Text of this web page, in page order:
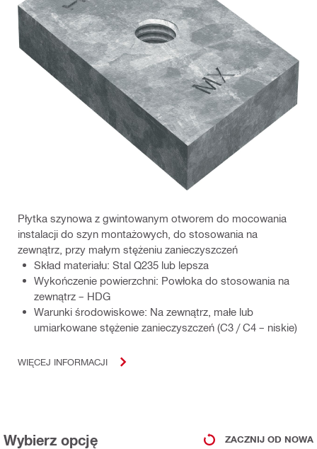
Płytka szynowa z gwintowanym otworem do mocowania
instalacji do szyn montażowych, do stosowania na
zewnątrz, przy małym stężeniu zanieczyszczeń
Skład materiału: Stal Q235 lub lepsza
Wykończenie powierzchni: Powłoka do stosowania na
zewnątrz – HDG
Warunki środowiskowe: Na zewnątrz, małe lub
umiarkowane stężenie zanieczyszczeń (C3 / C4 – niskie)
WIĘCEJ INFORMACJI
Wybierz opcję ZACZNIJ OD NOWA